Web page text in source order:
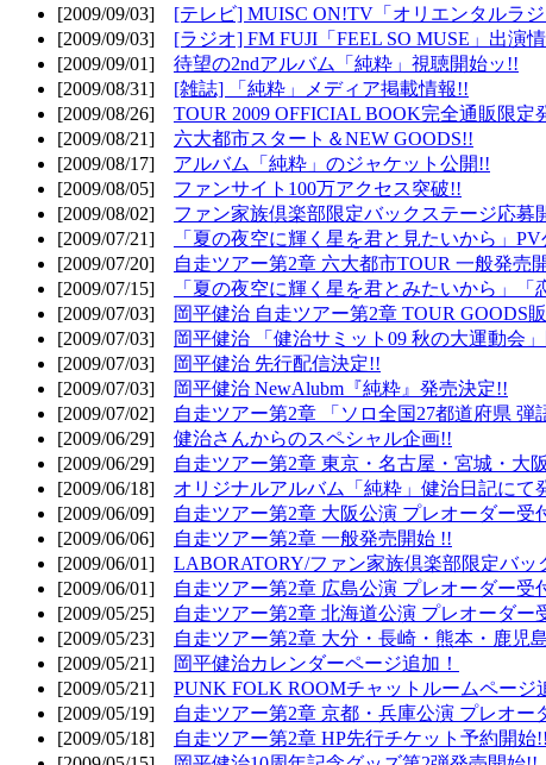
[2009/09/03] [テレビ] MUISC ON!TV「オリエンタルラ
[2009/09/03] [ラジオ] FM FUJI「FEEL SO MUSE」出演
[2009/09/01] 待望の2ndアルバム「純粋」視聴開始ッ!!
[2009/08/31] [雑誌] 「純粋」メディア掲載情報!!
[2009/08/26] TOUR 2009 OFFICIAL BOOK完全通販限定
[2009/08/21] 六大都市スタート＆NEW GOODS!!
[2009/08/17] アルバム「純粋」のジャケット公開!!
[2009/08/05] ファンサイト100万アクセス突破!!
[2009/08/02] ファン家族倶楽部限定バックステージ応募
[2009/07/21]
「夏の夜空に輝く星を君と見たいから」
[2009/07/20]
自走ツアー第2章 六大都市TOUR 一般発売
[2009/07/15]
「夏の夜空に輝く星を君とみたいから」「
[2009/07/03]
岡平健治 自走ツアー第2章 TOUR GOODS
[2009/07/03]
岡平健治 「健治サミット09 秋の大運動会
[2009/07/03]
岡平健治 先行配信決定!!
[2009/07/03]
岡平健治 NewAlubm『純粋』発売決定!!
[2009/07/02]
自走ツアー第2章 「ソロ全国27都道府県 弾
[2009/06/29] 健治さんからのスペシャル企画!!
[2009/06/29]
自走ツアー第2章 東京・名古屋・宮城・大
[2009/06/18] オリジナルアルバム「純粋」健治日記にて
[2009/06/09]
自走ツアー第2章 大阪公演 プレオーダー受
[2009/06/06]
自走ツアー第2章 一般発売開始 !!
[2009/06/01] LABORATORY/ファン家族倶楽部限定バッ
[2009/06/01]
自走ツアー第2章 広島公演 プレオーダー受
[2009/05/25]
自走ツアー第2章 北海道公演 プレオーダー
[2009/05/23]
自走ツアー第2章 大分・長崎・熊本・鹿児
[2009/05/21]
岡平健治カレンダーページ追加！
[2009/05/21] PUNK FOLK ROOMチャットルームページ
[2009/05/19]
自走ツアー第2章 京都・兵庫公演 プレオー
[2009/05/18]
自走ツアー第2章 HP先行チケット予約開始!!